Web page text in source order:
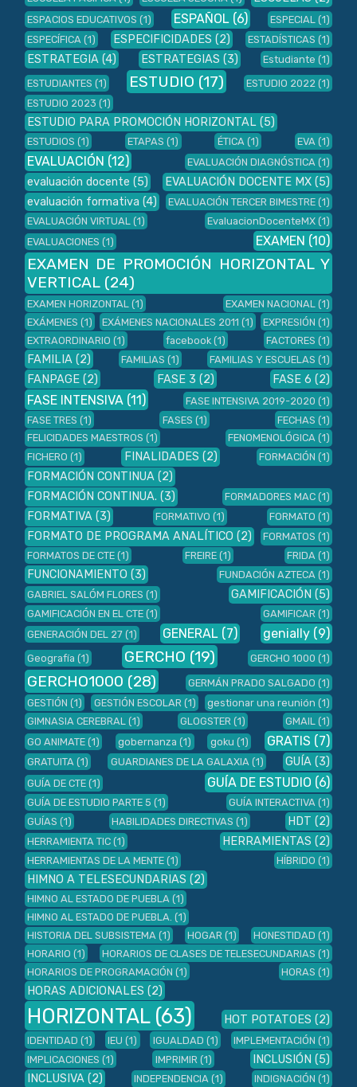
ESPACIOS EDUCATIVOS (1) ESPAÑOL (6) ESPECIAL (1)
ESPECÍFICA (1) ESPECIFICIDADES (2) ESTADÍSTICAS (1)
ESTRATEGIA (4) ESTRATEGIAS (3) Estudiante (1)
ESTUDIANTES (1) ESTUDIO (17) ESTUDIO 2022 (1)
ESTUDIO 2023 (1)
ESTUDIO PARA PROMOCIÓN HORIZONTAL (5)
ESTUDIOS (1) ETAPAS (1) ÉTICA (1) EVA (1)
EVALUACIÓN (12) EVALUACIÓN DIAGNÓSTICA (1)
evaluación docente (5) EVALUACIÓN DOCENTE MX (5)
evaluación formativa (4) EVALUACIÓN TERCER BIMESTRE (1)
EVALUACIÓN VIRTUAL (1) EvaluacionDocenteMX (1)
EVALUACIONES (1) EXAMEN (10)
EXAMEN DE PROMOCIÓN HORIZONTAL Y
VERTICAL (24)
EXAMEN HORIZONTAL (1) EXAMEN NACIONAL (1)
EXÁMENES (1) EXÁMENES NACIONALES 2011 (1) EXPRESIÓN (1)
EXTRAORDINARIO (1) facebook (1) FACTORES (1)
FAMILIA (2) FAMILIAS (1) FAMILIAS Y ESCUELAS (1)
FANPAGE (2) FASE 3 (2) FASE 6 (2)
FASE INTENSIVA (11) FASE INTENSIVA 2019-2020 (1)
FASE TRES (1) FASES (1) FECHAS (1)
FELICIDADES MAESTROS (1) FENOMENOLÓGICA (1)
FICHERO (1) FINALIDADES (2) FORMACIÓN (1)
FORMACIÓN CONTINUA (2)
FORMACIÓN CONTINUA. (3) FORMADORES MAC (1)
FORMATIVA (3) FORMATIVO (1) FORMATO (1)
FORMATO DE PROGRAMA ANALÍTICO (2) FORMATOS (1)
FORMATOS DE CTE (1) FREIRE (1) FRIDA (1)
FUNCIONAMIENTO (3) FUNDACIÓN AZTECA (1)
GABRIEL SALÓM FLORES (1) GAMIFICACIÓN (5)
GAMIFICACIÓN EN EL CTE (1) GAMIFICAR (1)
GENERACIÓN DEL 27 (1) GENERAL (7) genially (9)
Geografía (1) GERCHO (19) GERCHO 1000 (1)
GERCHO1000 (28) GERMÁN PRADO SALGADO (1)
GESTIÓN (1) GESTIÓN ESCOLAR (1) gestionar una reunión (1)
GIMNASIA CEREBRAL (1) GLOGSTER (1) GMAIL (1)
GO ANIMATE (1) gobernanza (1) goku (1) GRATIS (7)
GRATUITA (1) GUARDIANES DE LA GALAXIA (1) GUÍA (3)
GUÍA DE CTE (1) GUÍA DE ESTUDIO (6)
GUÍA DE ESTUDIO PARTE 5 (1) GUÍA INTERACTIVA (1)
GUÍAS (1) HABILIDADES DIRECTIVAS (1) HDT (2)
HERRAMIENTA TIC (1) HERRAMIENTAS (2)
HERRAMIENTAS DE LA MENTE (1) HÍBRIDO (1)
HIMNO A TELESECUNDARIAS (2)
HIMNO AL ESTADO DE PUEBLA (1)
HIMNO AL ESTADO DE PUEBLA. (1)
HISTORIA DEL SUBSISTEMA (1) HOGAR (1) HONESTIDAD (1)
HORARIO (1) HORARIOS DE CLASES DE TELESECUNDARIAS (1)
HORARIOS DE PROGRAMACIÓN (1) HORAS (1)
HORAS ADICIONALES (2)
HORIZONTAL (63) HOT POTATOES (2)
IDENTIDAD (1) IEU (1) IGUALDAD (1) IMPLEMENTACIÓN (1)
IMPLICACIONES (1) IMPRIMIR (1) INCLUSIÓN (5)
INCLUSIVA (2) INDEPENDENCIA (1) INDIGNACIÓN (1)